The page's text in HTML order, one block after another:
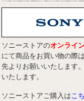
ソニーストアのオンライ
にて商品をお買い物の際
先よりお願いいたします
いたします。
ソニーストアご購入はこ